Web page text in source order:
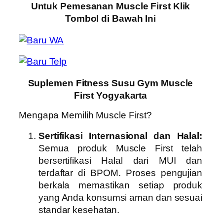
Untuk Pemesanan Muscle First Klik
Tombol di Bawah Ini
Suplemen Fitness Susu Gym Muscle
First Yogyakarta
Mengapa Memilih Muscle First?
Sertifikasi Internasional dan Halal:
Semua produk Muscle First telah
bersertifikasi Halal dari MUI dan
terdaftar di BPOM. Proses pengujian
berkala memastikan setiap produk
yang Anda konsumsi aman dan sesuai
standar kesehatan.